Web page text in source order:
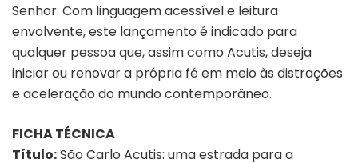
Senhor. Com linguagem acessível e leitura
envolvente, este lançamento é indicado para
qualquer pessoa que, assim como Acutis, deseja
iniciar ou renovar a própria fé em meio às distrações
e aceleração do mundo contemporâneo.
FICHA TÉCNICA
Título:São Carlo Acutis: uma estrada para a